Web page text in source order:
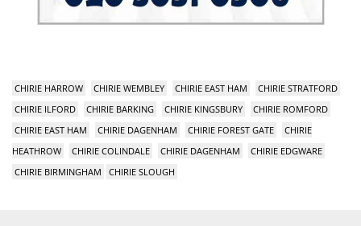
CHIRIE HARROW CHIRIE WEMBLEY CHIRIE EAST HAM
CHIRIE STRATFORD
CHIRIE ILFORD
CHIRIE BARKING CHIRIE KINGSBURY
CHIRIE ROMFORD
CHIRIE EAST HAM
CHIRIE DAGENHAM CHIRIE FOREST GATE
CHIRIE
HEATHROW
CHIRIE COLINDALE CHIRIE DAGENHAM
CHIRIE EDGWARE
CHIRIE BIRMINGHAM
CHIRIE SLOUGH